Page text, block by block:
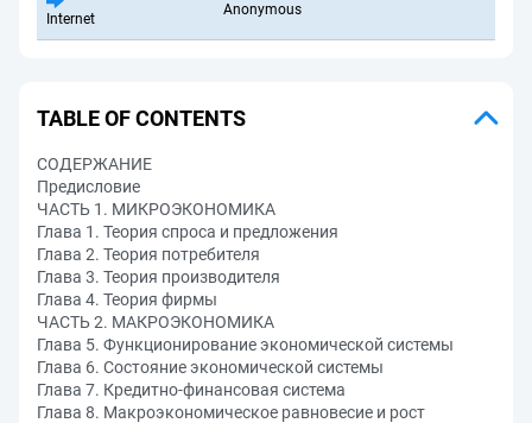
Internet
Anonymous
TABLE OF CONTENTS
СОДЕРЖАНИЕ
Предисловие
ЧАСТЬ 1. МИКРОЭКОНОМИКА
Глава 1. Теория спроса и предложения
Глава 2. Теория потребителя
Глава 3. Теория производителя
Глава 4. Теория фирмы
ЧАСТЬ 2. МАКРОЭКОНОМИКА
Глава 5. Функционирование экономической системы
Глава 6. Состояние экономической системы
Глава 7. Кредитно-финансовая система
Глава 8. Макроэкономическое равновесие и рост